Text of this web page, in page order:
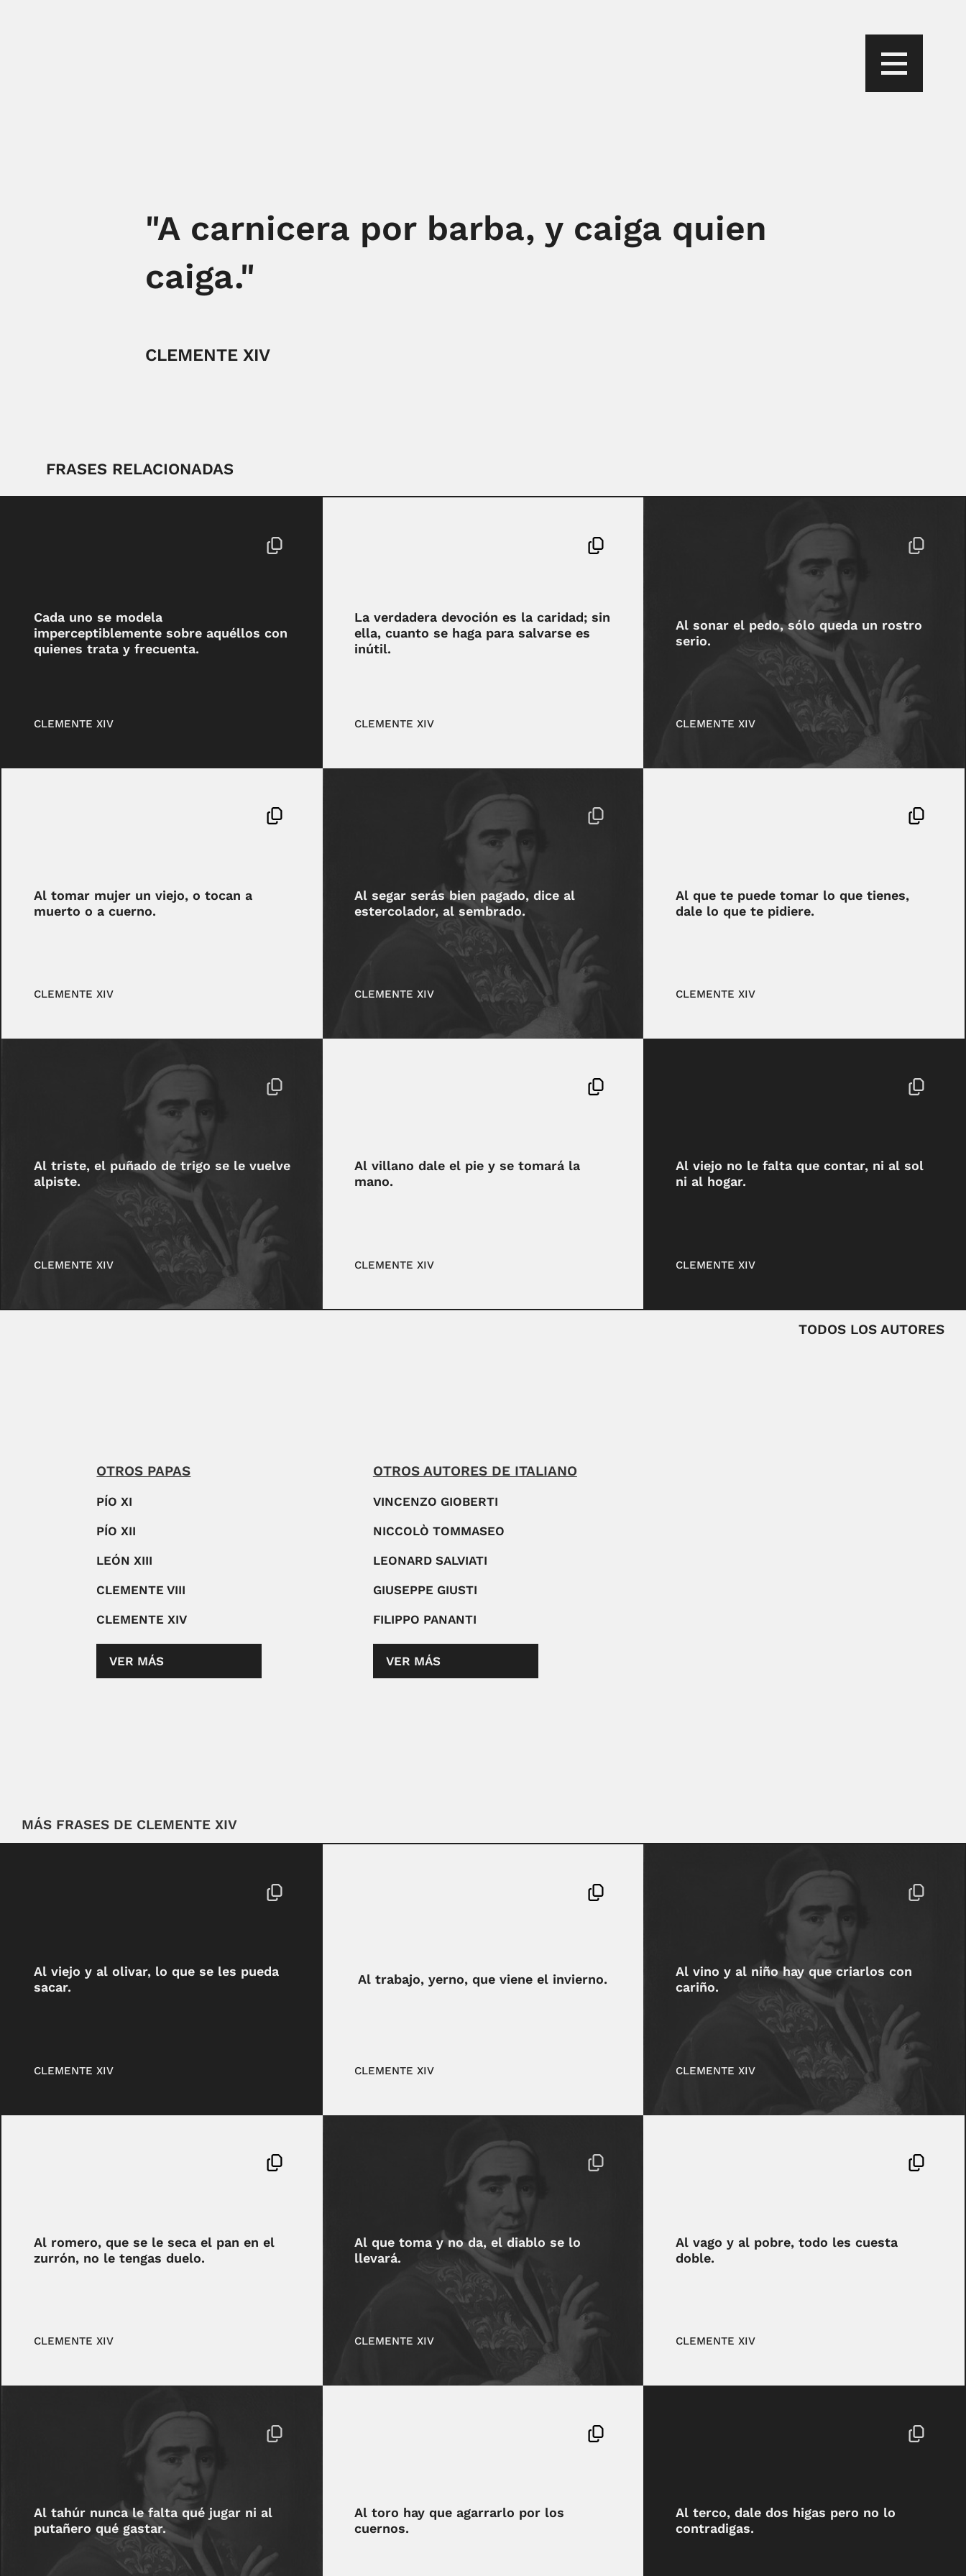
"A carnicera por barba, y caiga quien
caiga."
CLEMENTE XIV
FRASES RELACIONADAS
Cada uno se modela
imperceptiblemente sobre aquéllos con
quienes trata y frecuenta.
CLEMENTE XIV
La verdadera devoción es la caridad; sin
ella, cuanto se haga para salvarse es
inútil.
CLEMENTE XIV
Al sonar el pedo, sólo queda un rostro
serio.
CLEMENTE XIV
Al tomar mujer un viejo, o tocan a
muerto o a cuerno.
CLEMENTE XIV
Al segar serás bien pagado, dice al
estercolador, al sembrado.
CLEMENTE XIV
Al que te puede tomar lo que tienes,
dale lo que te pidiere.
CLEMENTE XIV
Al triste, el puñado de trigo se le vuelve
alpiste.
CLEMENTE XIV
Al villano dale el pie y se tomará la
mano.
CLEMENTE XIV
Al viejo no le falta que contar, ni al sol
ni al hogar.
CLEMENTE XIV
TODOS LOS AUTORES
OTROS PAPAS
PÍO XI
PÍO XII
LEÓN XIII
CLEMENTE VIII
CLEMENTE XIV
VER MÁS
OTROS AUTORES DE ITALIANO
VINCENZO GIOBERTI
NICCOLÒ TOMMASEO
LEONARD SALVIATI
GIUSEPPE GIUSTI
FILIPPO PANANTI
VER MÁS
MÁS FRASES DE CLEMENTE XIV
Al viejo y al olivar, lo que se les pueda
sacar.
CLEMENTE XIV
Al trabajo, yerno, que viene el invierno.
CLEMENTE XIV
Al vino y al niño hay que criarlos con
cariño.
CLEMENTE XIV
Al romero, que se le seca el pan en el
zurrón, no le tengas duelo.
CLEMENTE XIV
Al que toma y no da, el diablo se lo
llevará.
CLEMENTE XIV
Al vago y al pobre, todo les cuesta
doble.
CLEMENTE XIV
Al tahúr nunca le falta qué jugar ni al
putañero qué gastar.
Al toro hay que agarrarlo por los
cuernos.
Al terco, dale dos higas pero no lo
contradigas.